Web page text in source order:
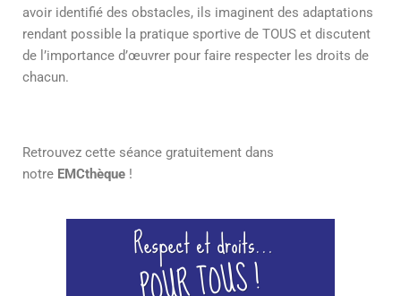
avoir identifié des obstacles, ils imaginent des adaptations
rendant possible la pratique sportive de TOUS et discutent
de l’importance d’œuvrer pour faire respecter les droits de
chacun.
Retrouvez cette séance gratuitement dans
notre EMCthèque !